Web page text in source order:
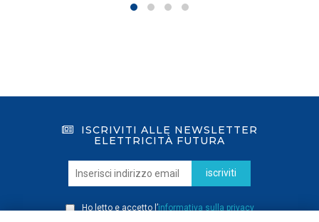
ISCRIVITI ALLE NEWSLETTER
ELETTRICITÀ FUTURA
iscriviti
Ho letto e accetto l’informativa sulla privacy